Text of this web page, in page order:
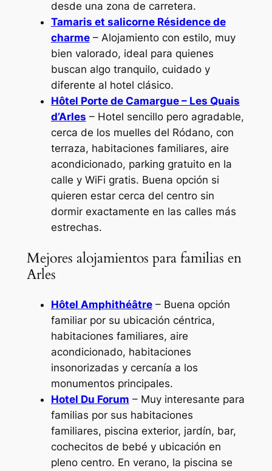
desde una zona de carretera.
Tamaris et salicorne Résidence de
charme– Alojamiento con estilo, muy
bien valorado, ideal para quienes
buscan algo tranquilo, cuidado y
diferente al hotel clásico.
Hôtel Porte de Camargue – Les Quais
d’Arles – Hotel sencillo pero agradable,
cerca de los muelles del Ródano, con
terraza, habitaciones familiares, aire
acondicionado, parking gratuito en la
calle y WiFi gratis. Buena opción si
quieren estar cerca del centro sin
dormir exactamente en las calles más
estrechas.
Mejores alojamientos para familias en
Arles
Hôtel Amphithéâtre– Buena opción
familiar por su ubicación céntrica,
habitaciones familiares, aire
acondicionado, habitaciones
insonorizadas y cercanía a los
monumentos principales.
Hotel Du Forum – Muy interesante para
familias por sus habitaciones
familiares, piscina exterior, jardín, bar,
cochecitos de bebé y ubicación en
pleno centro. En verano, la piscina se